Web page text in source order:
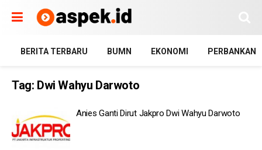
BERITA TERBARU BUMN EKONOMI PERBANKAN
Tag: Dwi Wahyu Darwoto
Anies Ganti Dirut Jakpro Dwi Wahyu Darwoto